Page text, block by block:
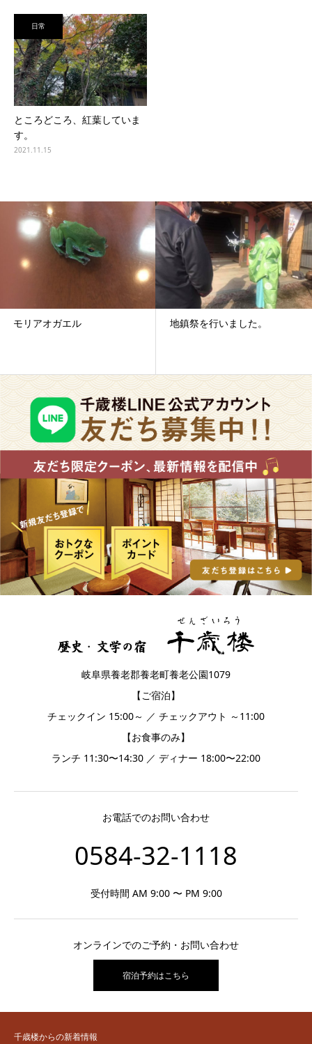
日常
ところどころ、紅葉していま
す。
2021.11.15
モリアオガエル 地鎮祭を行いました。
岐阜県養老郡養老町養老公園1079
【ご宿泊】
チェックイン 15:00～ ／ チェックアウト ～11:00
【お食事のみ】
ランチ 11:30〜14:30 ／ ディナー 18:00〜22:00
お電話でのお問い合わせ
0584-32-1118
受付時間 AM 9:00 〜 PM 9:00
オンラインでのご予約・お問い合わせ
宿泊予約はこちら
千歳楼からの新着情報